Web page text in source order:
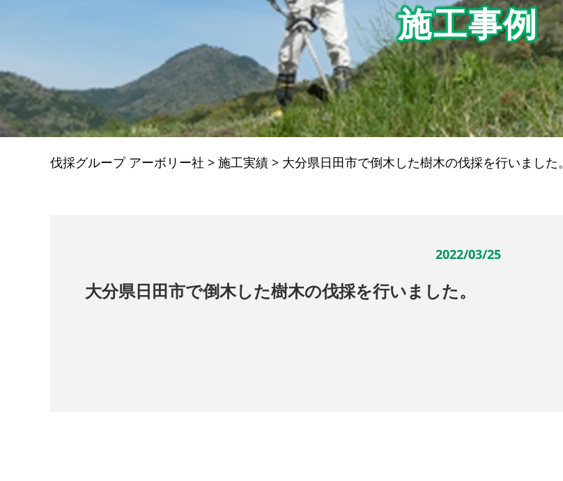
施工事例
伐採グループ アーボリー社 > 施工実績 > 大分県日田市で倒木した樹木の伐採を行いました。
2022/03/25
大分県日田市で倒木した樹木の伐採を行いました。